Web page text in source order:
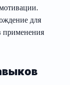
для
применения